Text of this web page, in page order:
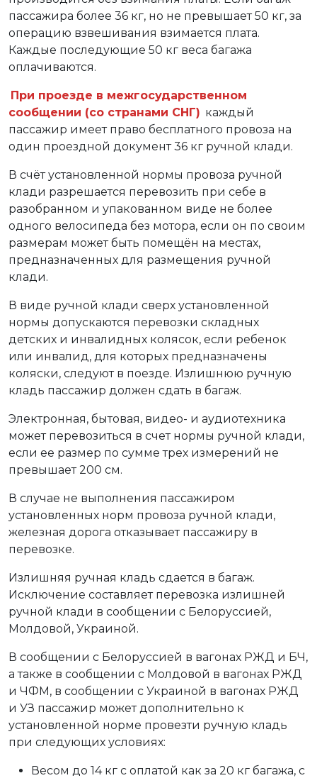
пассажира более 36 кг, но не превышает 50 кг, за
операцию взвешивания взимается плата.
Каждые последующие 50 кг веса багажа
оплачиваются.
При проезде в межгосударственном
сообщении (со странами СНГ) каждый
пассажир имеет право бесплатного провоза на
один проездной документ 36 кг ручной клади.
В счёт установленной нормы провоза ручной
клади разрешается перевозить при себе в
разобранном и упакованном виде не более
одного велосипеда без мотора, если он по своим
размерам может быть помещён на местах,
предназначенных для размещения ручной
клади.
В виде ручной клади сверх установленной
нормы допускаются перевозки складных
детских и инвалидных колясок, если ребенок
или инвалид, для которых предназначены
коляски, следуют в поезде. Излишнюю ручную
кладь пассажир должен сдать в багаж.
Электронная, бытовая, видео- и аудиотехника
может перевозиться в счет нормы ручной клади,
если ее размер по сумме трех измерений не
превышает 200 см.
В случае не выполнения пассажиром
установленных норм провоза ручной клади,
железная дорога отказывает пассажиру в
перевозке.
Излишняя ручная кладь сдается в багаж.
Исключение составляет перевозка излишней
ручной клади в сообщении с Белоруссией,
Молдовой, Украиной.
В сообщении с Белоруссией в вагонах РЖД и БЧ,
а также в сообщении с Молдовой в вагонах РЖД
и ЧФМ, в сообщении с Украиной в вагонах РЖД
и УЗ пассажир может дополнительно к
установленной норме провезти ручную кладь
при следующих условиях:
Весом до 14 кг с оплатой как за 20 кг багажа, с